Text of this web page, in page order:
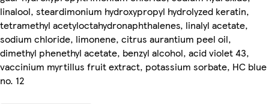
linalool, steardimonium hydroxypropyl hydrolyzed keratin,
tetramethyl acetyloctahydronaphthalenes, linalyl acetate,
sodium chloride, limonene, citrus aurantium peel oil,
dimethyl phenethyl acetate, benzyl alcohol, acid violet 43,
vaccinium myrtillus fruit extract, potassium sorbate, HC blue
no. 12